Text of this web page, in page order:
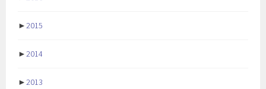
►2015
►2014
►2013